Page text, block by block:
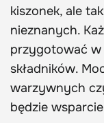
kiszonek, ale
nieznanych.
przygotować w
składników.
warzywnych
będzie